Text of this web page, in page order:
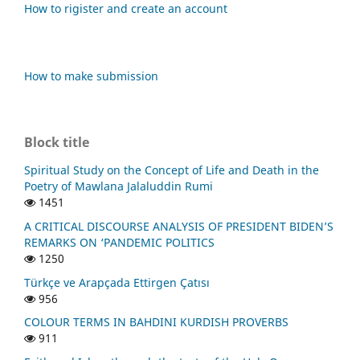
How to rigister and create an account
How to make submission
Block title
Spiritual Study on the Concept of Life and Death in the
Poetry of Mawlana Jalaluddin Rumi
1451
A CRITICAL DISCOURSE ANALYSIS OF PRESIDENT BIDEN’S
REMARKS ON ‘PANDEMIC POLITICS
1250
Türkçe ve Arapçada Ettirgen Çatısı
956
COLOUR TERMS IN BAHDINI KURDISH PROVERBS
911